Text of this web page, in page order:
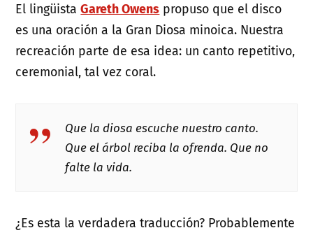
El lingüistaGareth Owens propuso que el disco
es una oración a la Gran Diosa minoica. Nuestra
recreación parte de esa idea: un canto repetitivo,
ceremonial, tal vez coral.
Que la diosa escuche nuestro canto.
Que el árbol reciba la ofrenda. Que no
falte la vida.
¿Es esta la verdadera traducción? Probablemente